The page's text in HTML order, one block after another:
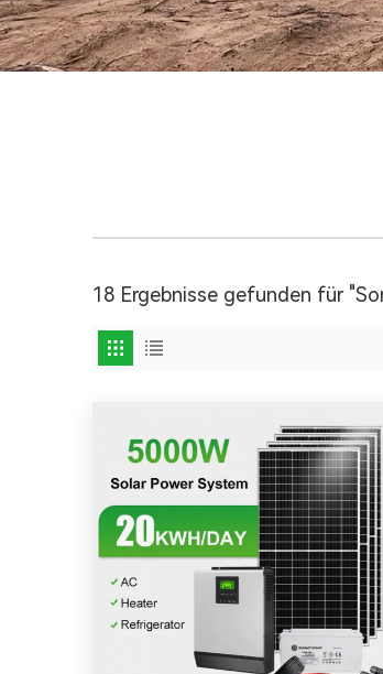
18 Ergebnisse gefunden für